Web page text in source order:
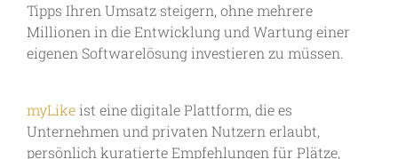
Tipps Ihren Umsatz steigern, ohne mehrere
Millionen in die Entwicklung und Wartung einer
eigenen Softwarelösung investieren zu müssen.
myLikeist eine digitale Plattform, die es
Unternehmen und privaten Nutzern erlaubt,
persönlich kuratierte Empfehlungen für Plätze,